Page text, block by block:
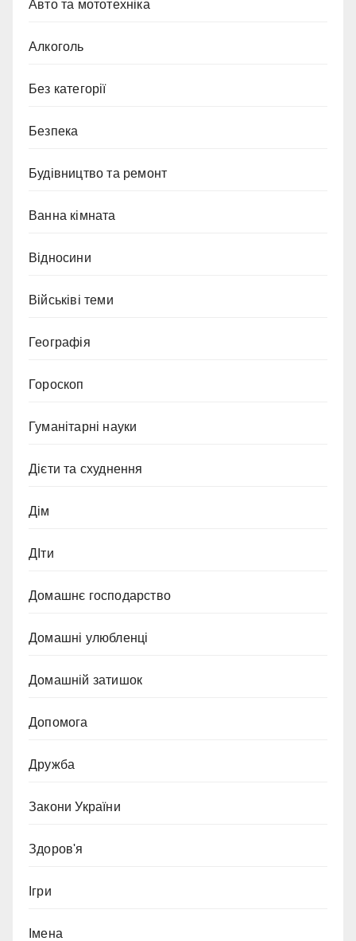
Авто та мототехніка
Алкоголь
Без категорії
Безпека
Будівництво та ремонт
Ванна кімната
Відносини
Військіві теми
Географія
Гороскоп
Гуманітарні науки
Дієти та схуднення
Дім
ДІти
Домашнє господарство
Домашні улюбленці
Домашній затишок
Допомога
Дружба
Закони України
Здоров'я
Ігри
Імена